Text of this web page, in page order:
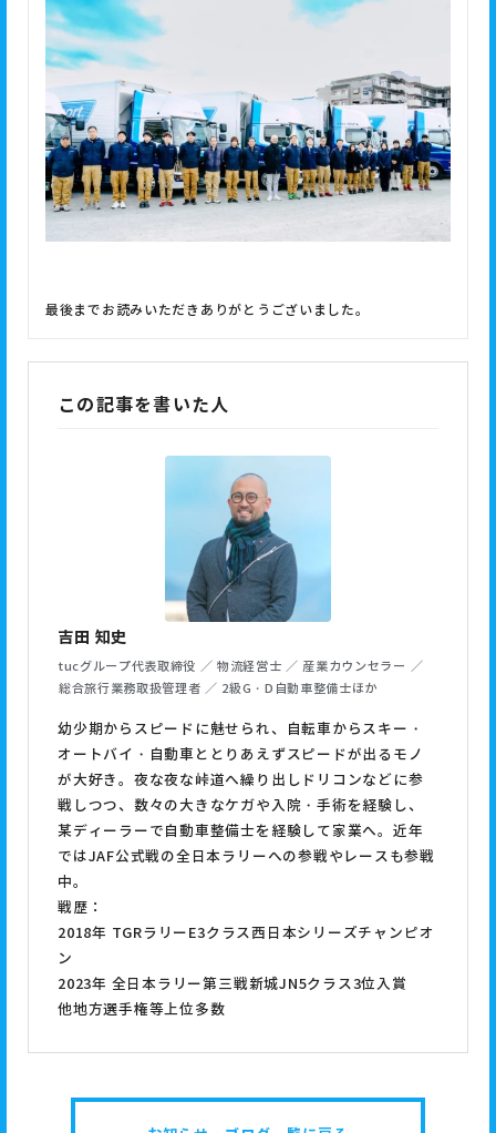
最後までお読みいただきありがとうございました。
この記事を書いた人
吉田 知史
tucグループ代表取締役 ／ 物流経営士 ／ 産業カウンセラー ／
総合旅行業務取扱管理者 ／ 2級G・D自動車整備士ほか
幼少期からスピードに魅せられ、自転車からスキー・
オートバイ・自動車ととりあえずスピードが出るモノ
が大好き。夜な夜な峠道へ繰り出しドリコンなどに参
戦しつつ、数々の大きなケガや入院・手術を経験し、
某ディーラーで自動車整備士を経験して家業へ。近年
ではJAF公式戦の全日本ラリーへの参戦やレースも参戦
中。
戦歴：
2018年 TGRラリーE3クラス西日本シリーズチャンピオ
ン
2023年 全日本ラリー第三戦新城JN5クラス3位入賞
他地方選手権等上位多数